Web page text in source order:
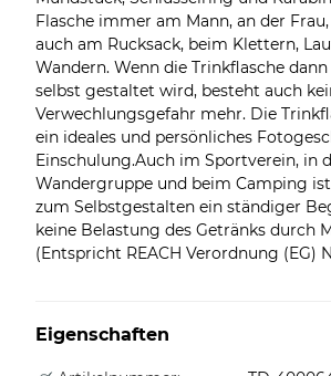
Flasche immer am Mann, an der
auch am Rucksack, beim Klettern,
Wandern. Wenn die Trinkflasche
selbst gestaltet wird, besteht auch
Verwechlungsgefahr mehr. Die
ein ideales und persönliches
Einschulung.Auch im Sportverein, in
Wandergruppe und beim Camping
zum Selbstgestalten ein ständiger
keine Belastung des Getränks durch
(Entspricht REACH Verordnung (EG)
Eigenschaften